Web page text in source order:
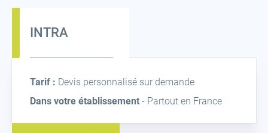
INTRA
IntraTarif : Devis personnalisé sur demande
Dans votre établissement - Partout en France